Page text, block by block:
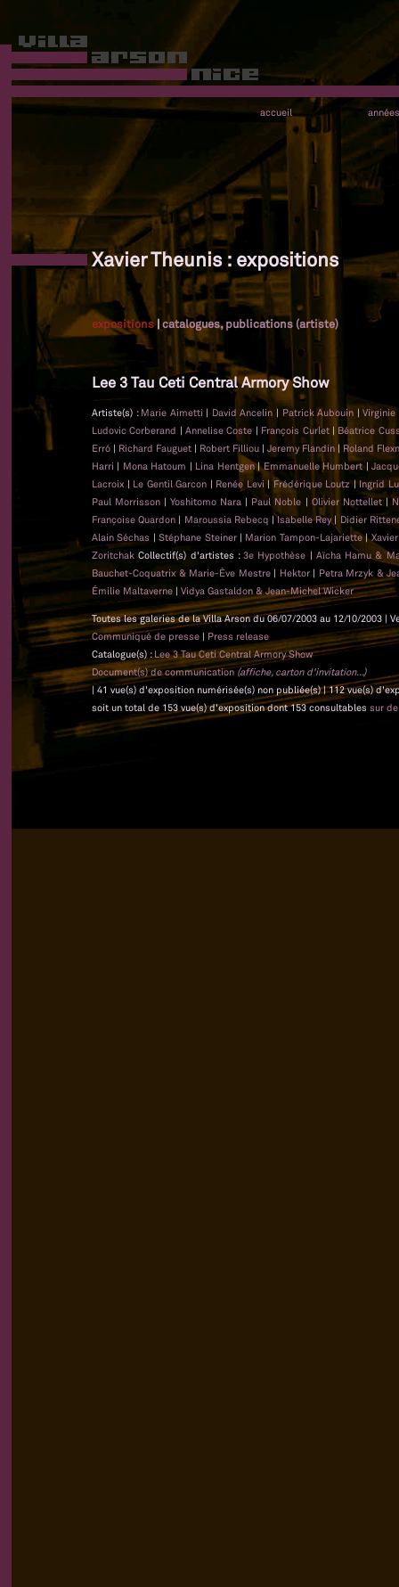
accueil années
Xavier Theunis : expositions
expositions|catalogues, publications (artiste)
Lee 3 Tau Ceti Central Armory Show
Artiste(s) : Marie Aimetti | David Ancelin | Patrick Aubouin |
Ludovic Corberand |Annelise Coste | François Curlet | Béatrice
Erró | Richard Fauguet | Robert Filliou |Jeremy Flandin | Roland
Harri | Mona Hatoum | Lina Hentgen|Emmanuelle Humbert|
Lacroix | Le Gentil Garcon | Renée Levi| Frédérique Loutz|Ingrid
Paul Morrisson |Yoshitomo Nara | Paul Noble | Olivier Nottellet|
Françoise Quardon | Maroussia Rebecq |Isabelle Rey| Didier
Alain Séchas |Stéphane Steiner | Marion Tampon-Lajariette|
ZoritchakCollectif(s) d'artistes :3e Hypothèse | Aïcha Hamu &
Bauchet-Coquatrix & Marie-Ève Mestre | Hektor | Petra Mrzyk &
Émilie Maltaverne | Vidya Gastaldon & Jean-Michel Wicker
Toutes les galeries de la Villa Arson du 06/07/2003 au 12/10/2003 |
Communiqué de presse | Press release
Catalogue(s) :Lee 3 Tau Ceti Central Armory Show
Document(s) de communication (affiche, carton d'invitation...)
| 41 vue(s) d'exposition numérisée(s) non publiée(s) | 112 vue(s)
soit un total de 153 vue(s) d'exposition dont 153 consultables sur